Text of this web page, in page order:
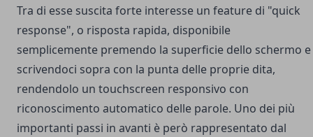
Tra di esse suscita forte interesse un feature di "quick
response", o risposta rapida, disponibile
semplicemente premendo la superficie dello schermo e
scrivendoci sopra con la punta delle proprie dita,
rendendolo un touchscreen responsivo con
riconoscimento automatico delle parole. Uno dei più
importanti passi in avanti è però rappresentato dal